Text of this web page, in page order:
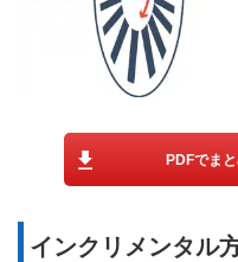
PDFでま
インクリメンタル